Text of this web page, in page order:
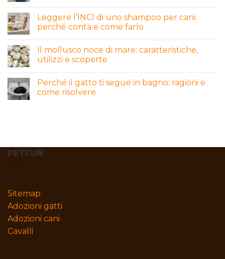
Leggere l’INCI di uno shampoo per cani:
perché conta e come farlo
Il mollusco noce di mare: caratteristiche,
utilizzi e scoperte
Perché il gatto ti segue in bagno: ragioni e
come risolvere
PETFUN
Sitemap
Adozioni gatti
Adozioni cani
Cavalli